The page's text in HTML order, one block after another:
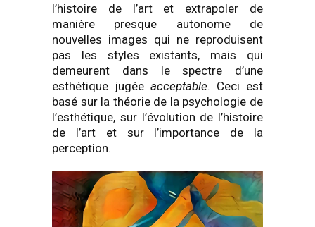
l’histoire de l’art et extrapoler de
manière presque autonome de
nouvelles images qui ne reproduisent
pas les styles existants, mais qui
demeurent dans le spectre d’une
esthétique jugée acceptable. Ceci est
basé sur la théorie de la psychologie de
l’esthétique, sur l’évolution de l’histoire
de l’art et sur l’importance de la
perception.